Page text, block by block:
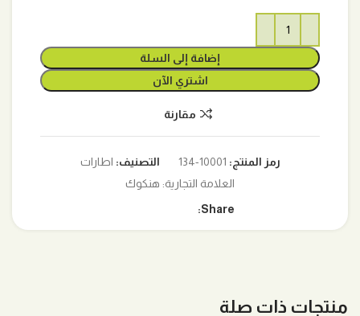
إضافة إلى السلة
اشتري الآن
مقارنة
رمز المنتج: 10001-134 التصنيف: اطارات
العلامة التجارية: هنكوك
Share:
منتجات ذات صلة